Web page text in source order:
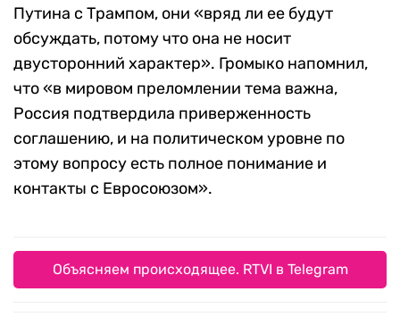
Путина с Трампом, они «вряд ли ее будут
обсуждать, потому что она не носит
двусторонний характер». Громыко напомнил,
что «в мировом преломлении тема важна,
Россия подтвердила приверженность
соглашению, и на политическом уровне по
этому вопросу есть полное понимание и
контакты с Евросоюзом».
Объясняем происходящее. RTVI в Telegram